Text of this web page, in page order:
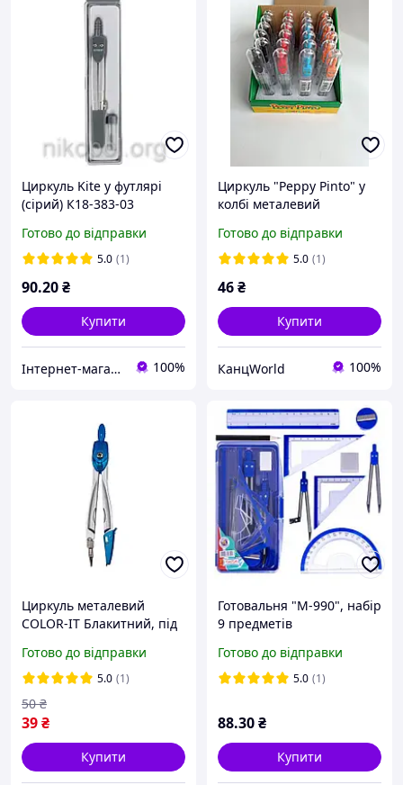
Циркуль Kite у футлярі
(сірий) К18-383-03
Готово до відправки
5.0 (1)
90.20₴
Купити
Інтернет-магазин NikopoL - канцтовари для школи та офісу 100%
Циркуль "Peppy Pinto" у
колбі металевий
Готово до відправки
5.0 (1)
46₴
Купити
КанцWorld 100%
Циркуль металевий
COLOR-IT Блакитний, під
довжиною 11,5 см, в
пластиковому футлярі
Готово до відправки
5.0 (1)
39₴
50 ₴
Купити
Готовальня "M-990", набір
9 предметів
Готово до відправки
5.0 (1)
88.30₴
Купити